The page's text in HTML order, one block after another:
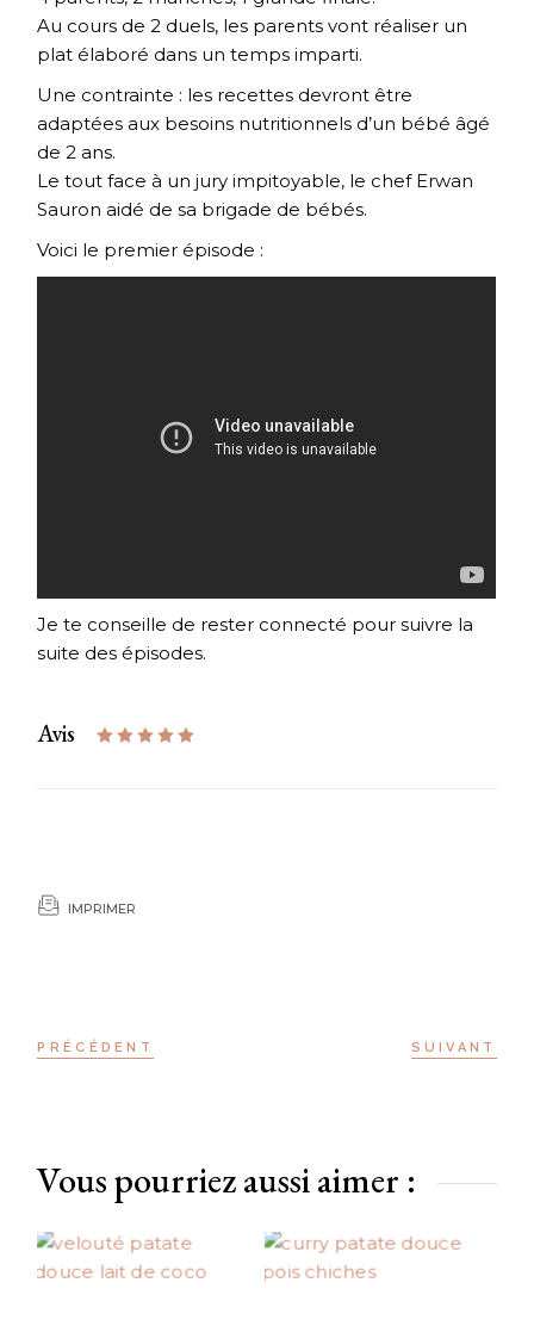
Au cours de 2 duels, les parents vont réaliser un
plat élaboré dans un temps imparti.
Une contrainte : les recettes devront être
adaptées aux besoins nutritionnels d’un bébé âgé
de 2 ans.
Le tout face à un jury impitoyable, le chef Erwan
Sauron aidé de sa brigade de bébés.
Voici le premier épisode :
Je te conseille de rester connecté pour suivre la
suite des épisodes.
Avis
IMPRIMER
PRÉCÉDENT SUIVANT
Vous pourriez aussi aimer :